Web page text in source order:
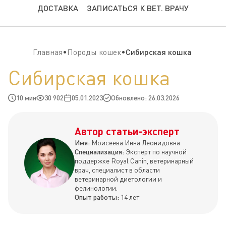
ДОСТАВКА
ЗАПИСАТЬСЯ К ВЕТ. ВРАЧУ
Главная Породы кошек Сибирская кошка
Сибирская кошка
10 мин 30 902 05.01.2023 Обновлено: 26.03.2026
Автор статьи-эксперт
Имя: Моисеева Инна Леонидовна
Специализация: Эксперт по научной
поддержке Royal Canin, ветеринарный
врач, специалист в области
ветеринарной диетологии и
фелинологии.
Опыт работы: 14 лет